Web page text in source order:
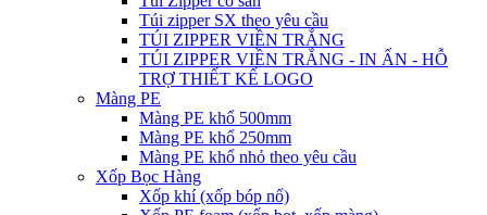
Túi zipper SX theo yêu cầu
TÚI ZIPPER VIỀN TRẮNG
TÚI ZIPPER VIỀN TRẮNG - IN ẤN - HỖ
TRỢ THIẾT KẾ LOGO
Màng PE
Màng PE khổ 500mm
Màng PE khổ 250mm
Màng PE khổ nhỏ theo yêu cầu
Xốp Bọc Hàng
Xốp khí (xốp bóp nổ)